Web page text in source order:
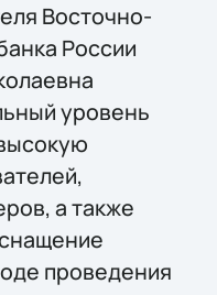
Восточно-
России
уровень
а также
проведения